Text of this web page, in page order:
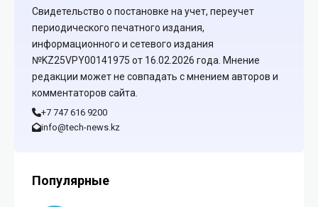
Свидетельство о постановке на учет, переучет
периодического печатного издания,
информационного и сетевого издания
№KZ25VPY00141975 от 16.02.2026 года. Мнение
редакции может не совпадать с мнением авторов и
комментаторов сайта.
+7 747 616 9200
info@tech-news.kz
Популярные